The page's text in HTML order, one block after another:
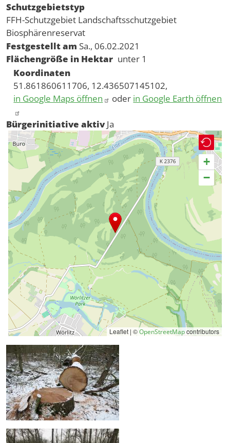
Schutzgebietstyp
FFH-Schutzgebiet Landschaftsschutzgebiet
Biosphärenreservat
Festgestellt am Sa., 06.02.2021
Flächengröße in Hektar unter 1
Koordinaten
51.861860611706, 12.436507145102,
in Google Maps öffnen
oder in Google Earth öffnen
Bürgerinitiative aktiv Ja
+
−
Leaflet | ©OpenStreetMapcontributors